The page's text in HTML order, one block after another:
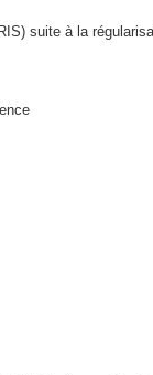
suite à la